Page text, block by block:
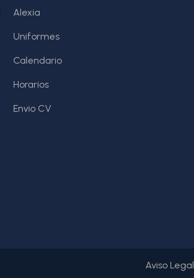
Alexia
Uniformes
Calendario
Horarios
Envio CV
Aviso Legal